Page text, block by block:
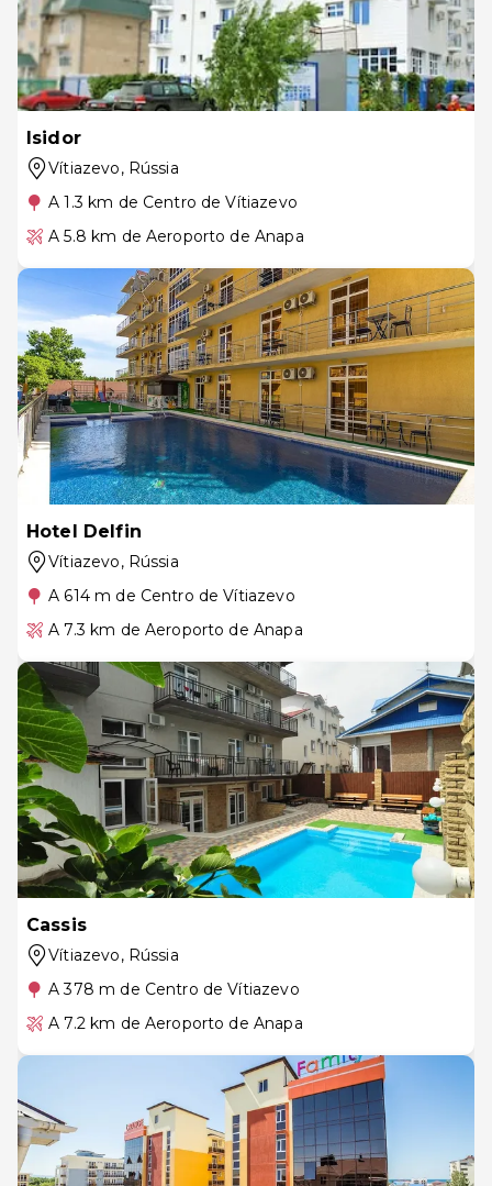
Isidor
Vítiazevo, Rússia
A 1.3 km de Centro de Vítiazevo
A 5.8 km de Aeroporto de Anapa
Hotel Delfin
Vítiazevo, Rússia
A 614 m de Centro de Vítiazevo
A 7.3 km de Aeroporto de Anapa
Cassis
Vítiazevo, Rússia
A 378 m de Centro de Vítiazevo
A 7.2 km de Aeroporto de Anapa